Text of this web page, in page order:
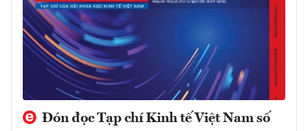
Đón đọc Tạp chí Kinh tế Việt Nam số